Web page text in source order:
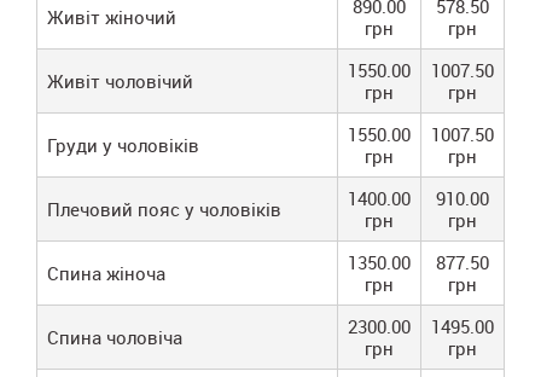
Живіт жіночий
890.00
грн
578.50
грн
Живіт чоловічий
1550.00
грн
1007.50
грн
Груди у чоловіків
1550.00
грн
1007.50
грн
Плечовий пояс у чоловіків
1400.00
грн
910.00
грн
Спина жіноча
1350.00
грн
877.50
грн
Спина чоловіча
2300.00
грн
1495.00
грн